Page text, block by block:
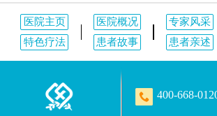
医院主页 医院概况 专家风采
特色疗法
患者故事 患者亲述
400-668-